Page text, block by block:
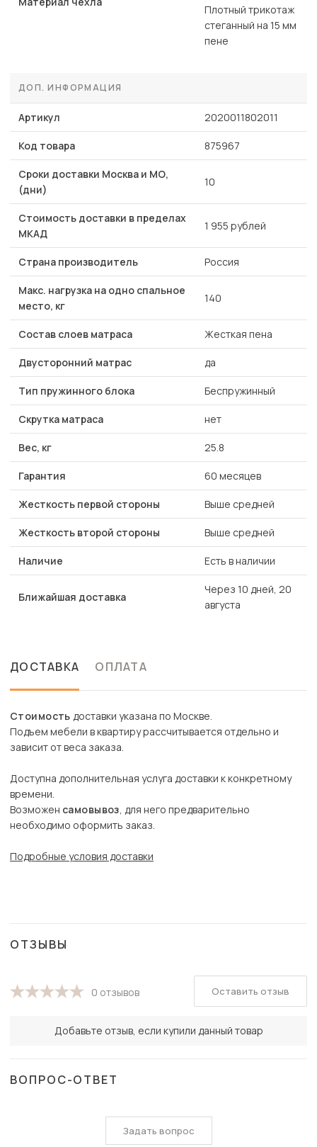
Плотный трикотаж
стеганный на 15 мм
пене
ДОП. ИНФОРМАЦИЯ
Артикул 2020011802011
Код товара 875967
Сроки доставки Москва и МО,
(дни)
10
Стоимость доставки в пределах
МКАД
1 955 рублей
Страна производитель Россия
Макс. нагрузка на одно спальное
место, кг
140
Состав слоев матраса Жесткая пена
Двусторонний матрас да
Тип пружинного блока Беспружинный
Скрутка матраса нет
Вес, кг 25.8
Гарантия 60 месяцев
Жесткость первой стороны Выше средней
Жесткость второй стороны Выше средней
Наличие Есть в наличии
Ближайшая доставка
Через 10 дней, 20
августа
ДОСТАВКА ОПЛАТА
Стоимость доставки указана по Москве.
Подъем мебели в квартиру рассчитывается отдельно и
зависит от веса заказа.
Доступна дополнительная услуга доставки к конкретному
времени.
Возможен самовывоз, для него предварительно
необходимо оформить заказ.
Подробные условия доставки
ОТЗЫВЫ
0 отзывов
Добавьте отзыв, если купили данный товар
Оставить отзыв
ВОПРОС-ОТВЕТ
Задать вопрос